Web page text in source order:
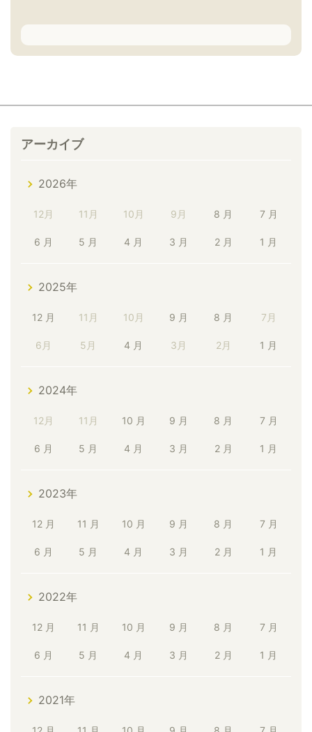
アーカイブ
2026年
12月 11月 10月 9月 8 月 7 月
6 月 5 月 4 月 3 月 2 月 1 月
2025年
12 月 11月 10月 9 月 8 月 7月
6月 5月 4 月 3月 2月 1 月
2024年
12月 11月 10 月 9 月 8 月 7 月
6 月 5 月 4 月 3 月 2 月 1 月
2023年
12 月 11 月 10 月 9 月 8 月 7 月
6 月 5 月 4 月 3 月 2 月 1 月
2022年
12 月 11 月 10 月 9 月 8 月 7 月
6 月 5 月 4 月 3 月 2 月 1 月
2021年